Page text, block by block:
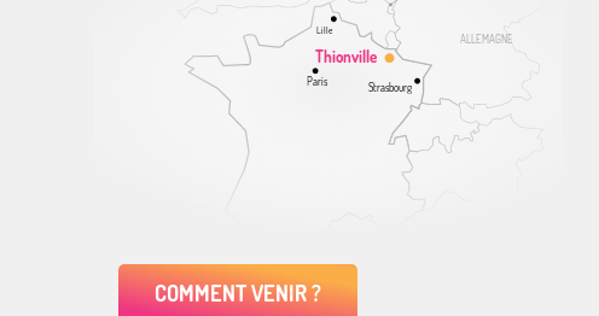
ALLEMAGNE
Thionville
Lille
Paris Strasbourg
COMMENT VENIR ?